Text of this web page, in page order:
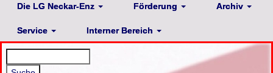
Die LG Neckar-Enz Förderung Archiv
Service Interner Bereich